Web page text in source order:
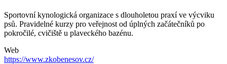
Sportovní kynologická organizace s dlouholetou praxí ve výcviku
psů. Pravidelné kurzy pro veřejnost od úplných začátečníků po
pokročilé, cvičiště u plaveckého bazénu.
Web
https://www.zkobenesov.cz/